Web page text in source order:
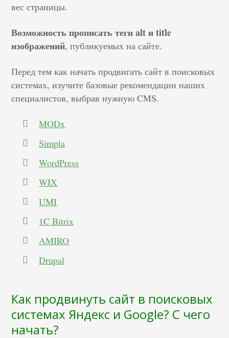
вес страницы.
Возможность прописать теги alt и title
изображений, публикуемых на сайте.
Перед тем как начать продвигать сайт в поисковых
системах, изучите базовые рекомендации наших
специалистов, выбрав нужную CMS.
MODx
Simpla
WordPress
WIX
UMI
1C Bitrix
AMIRO
Drupal
Как продвинуть сайт в поисковых
системах Яндекс и Google? С чего
начать?